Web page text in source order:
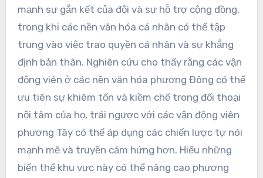
mạnh sự gắn kết của đội và sự hỗ trợ cộng đồng,
trong khi các nền văn hóa cá nhân có thể tập
trung vào việc trao quyền cá nhân và sự khẳng
định bản thân. Nghiên cứu cho thấy rằng các vận
động viên ở các nền văn hóa phương Đông có thể
ưu tiên sự khiêm tốn và kiềm chế trong đối thoại
nội tâm của họ, trái ngược với các vận động viên
phương Tây có thể áp dụng các chiến lược tự nói
mạnh mẽ và truyền cảm hứng hơn. Hiểu những
biến thể khu vực này có thể nâng cao phương